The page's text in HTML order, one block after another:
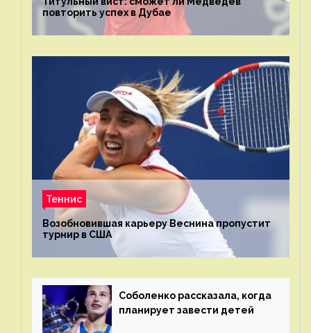
повторить успех в Дубае
Теннис
Возобновившая карьеру Веснина пропустит
турнир в США
Соболенко рассказала, когда
планирует завести детей